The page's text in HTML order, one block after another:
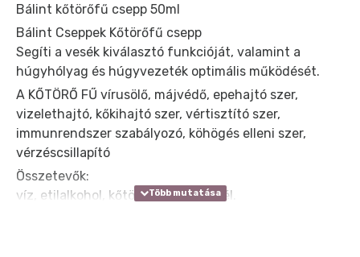
Bálint kőtörőfű csepp 50ml
Bálint Cseppek Kőtörőfű csepp
Segíti a vesék kiválasztó funkcióját, valamint a
húgyhólyag és húgyvezeték optimális működését.
A KŐTÖRŐ FŰ vírusölő, májvédő, epehajtó szer,
vizelethajtó, kőkihajtó szer, vértisztító szer,
immunrendszer szabályozó, köhögés elleni szer,
vérzéscsillapító
Összetevők:
víz, etilalkohol, kőtörőfű, málnalevél.